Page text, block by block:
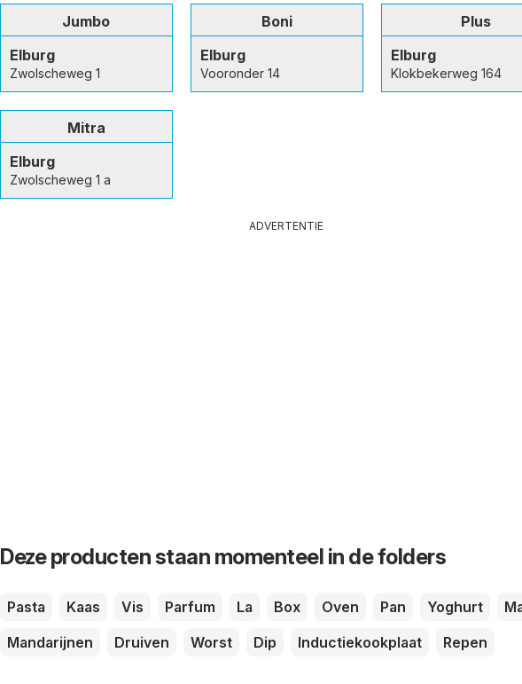
Jumbo
Elburg
Zwolscheweg 1
Boni
Elburg
Vooronder 14
Plus
Elburg
Klokbekerweg 164
Mitra
Elburg
Zwolscheweg 1 a
ADVERTENTIE
Deze producten staan momenteel in de folders
Pasta Kaas Vis Parfum La Box Oven Pan Yoghurt
Mandarijnen
Druiven Worst Dip Inductiekookplaat Repen